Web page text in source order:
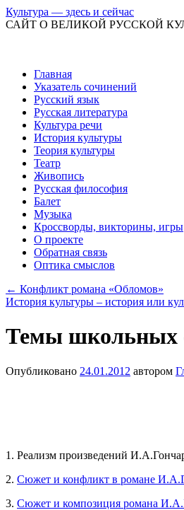
Культура — здесь и сейчас
САЙТ О ВЕЛИКОЙ РУССКОЙ
Перейти
содержимому
Главная
Указатель сочинений
Русский язык
Русская литература
Культура речи
История культуры
Теория культуры
Театр
Живопись
Русская философия
Балет
Музыка
Кроссворды, викторины, игры
О проекте
Обратная связь
Оптика смыслов
← Конфликт романа «Обломов»
История культуры – история или
Темы школьных
Опубликовано 24.01.2012 автором
1. Реализм произведений
2. Сюжет и конфликт в романе
3. Сюжет и композиция романа